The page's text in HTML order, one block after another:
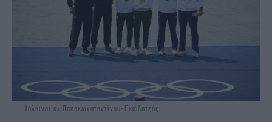
Χάλκινοι οι Παπακωνσταντίνου-Γκαϊδατζής